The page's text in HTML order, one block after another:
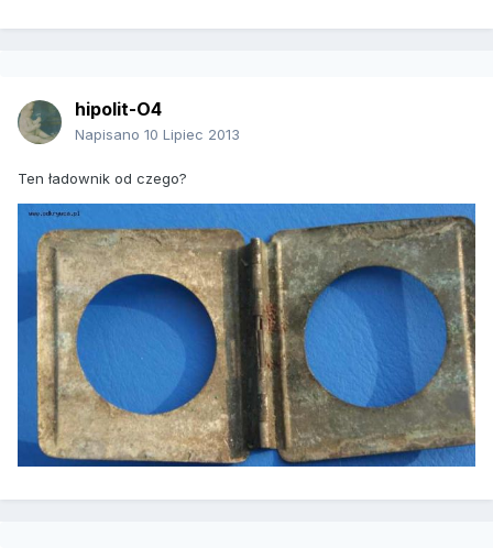
hipolit-O4
Napisano 10 Lipiec 2013
Ten ładownik od czego?